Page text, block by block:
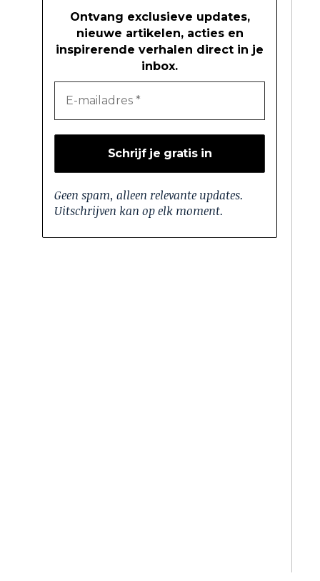
Ontvang exclusieve updates,
nieuwe artikelen, acties en
inspirerende verhalen direct in je
inbox.
Geen spam, alleen relevante updates.
Uitschrijven kan op elk moment.